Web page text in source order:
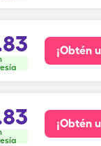
¡Obtén
¡Obtén